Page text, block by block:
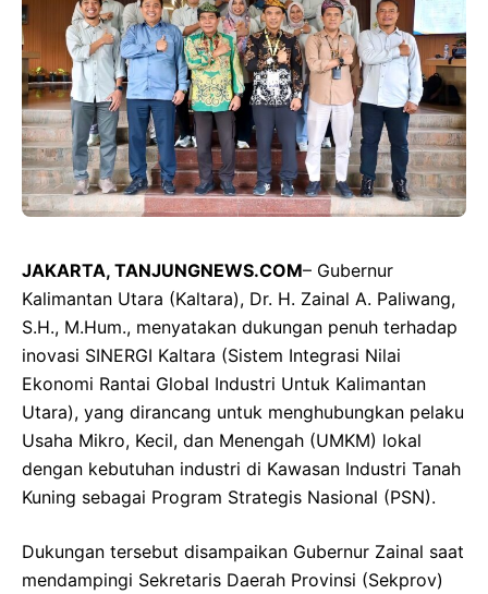
JAKARTA, TANJUNGNEWS.COM– Gubernur
Kalimantan Utara (Kaltara), Dr. H. Zainal A. Paliwang,
S.H., M.Hum., menyatakan dukungan penuh terhadap
inovasi SINERGI Kaltara (Sistem Integrasi Nilai
Ekonomi Rantai Global Industri Untuk Kalimantan
Utara), yang dirancang untuk menghubungkan pelaku
Usaha Mikro, Kecil, dan Menengah (UMKM) lokal
dengan kebutuhan industri di Kawasan Industri Tanah
Kuning sebagai Program Strategis Nasional (PSN).
Dukungan tersebut disampaikan Gubernur Zainal saat
mendampingi Sekretaris Daerah Provinsi (Sekprov)